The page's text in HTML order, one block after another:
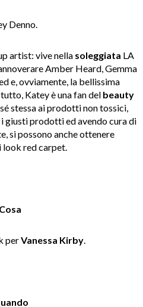
Denno.
artist: vive nella soleggiata LA
Amber Heard, Gemma
e, ovviamente, la bellissima
Katey è una fan del beauty
stessa ai prodotti non tossici,
giusti prodotti ed avendo cura di
si possono anche ottenere
red carpet.
Cosa
perVanessa Kirby.